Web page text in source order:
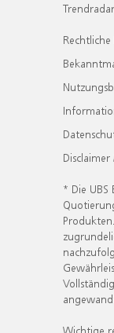
Trendradar
* Die